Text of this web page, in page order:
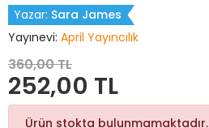
Yazar: Sara James
Yayınevi: April Yayıncılık
360,00 TL
252,00 TL
Ürün stokta bulunmamaktadır.